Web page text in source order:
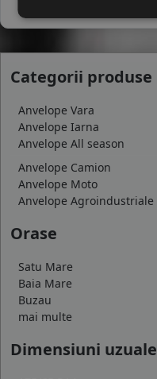
Categorii produse
Anvelope Vara
Anvelope Iarna
Anvelope All season
Anvelope Camion
Anvelope Moto
Anvelope Agroindustriale
Orase
Satu Mare
Baia Mare
Buzau
mai multe
Dimensiuni uzuale